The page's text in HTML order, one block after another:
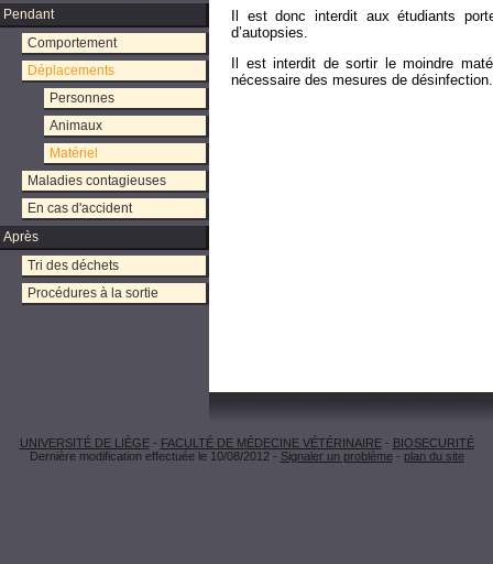
Pendant
Comportement
Déplacements
Personnes
Animaux
Matériel
Maladies contagieuses
En cas d'accident
Après
Tri des déchets
Procédures à la sortie
Il est donc interdit aux étudiants
d’autopsies.
Il est interdit de sortir le moindre
nécessaire des mesures de désinfection.
UNIVERSITÉ DE LIÈGE- FACULTÉ DE MÉDECINE VÉTÉRINAIRE- BIOSECURITÉ
Dernière modification effectuée le 10/08/2012 - Signaler un problème- plan du site